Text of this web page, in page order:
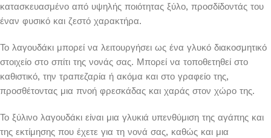
κατασκευασμένο από υψηλής ποιότητας ξύλο, προσδίδοντάς του
έναν φυσικό και ζεστό χαρακτήρα.
Το λαγουδάκι μπορεί να λειτουργήσει ως ένα γλυκό διακοσμητικό
στοιχείο στο σπίτι της νονάς σας. Μπορεί να τοποθετηθεί στο
καθιστικό, την τραπεζαρία ή ακόμα και στο γραφείο της,
προσθέτοντας μια πνοή φρεσκάδας και χαράς στον χώρο της.
Το ξύλινο λαγουδάκι είναι μια γλυκιά υπενθύμιση της αγάπης και
της εκτίμησης που έχετε για τη νονά σας, καθώς και μια